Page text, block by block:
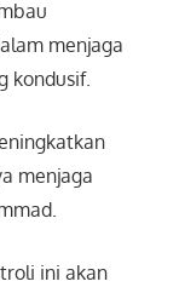
menjaga
kondusif.
menjaga
ini akan